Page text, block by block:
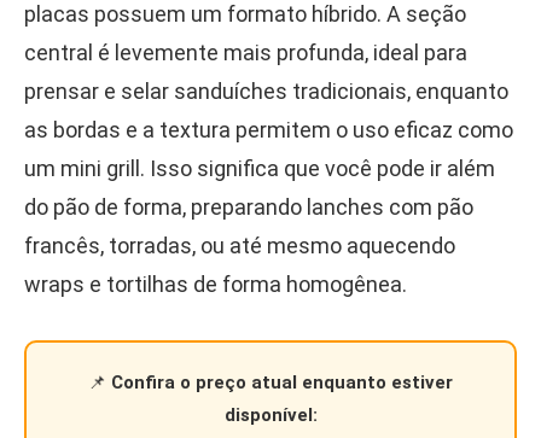
placas possuem um formato híbrido. A seção
central é levemente mais profunda, ideal para
prensar e selar sanduíches tradicionais, enquanto
as bordas e a textura permitem o uso eficaz como
um mini grill. Isso significa que você pode ir além
do pão de forma, preparando lanches com pão
francês, torradas, ou até mesmo aquecendo
wraps e tortilhas de forma homogênea.
📌 Confira o preço atual enquanto estiver
disponível: